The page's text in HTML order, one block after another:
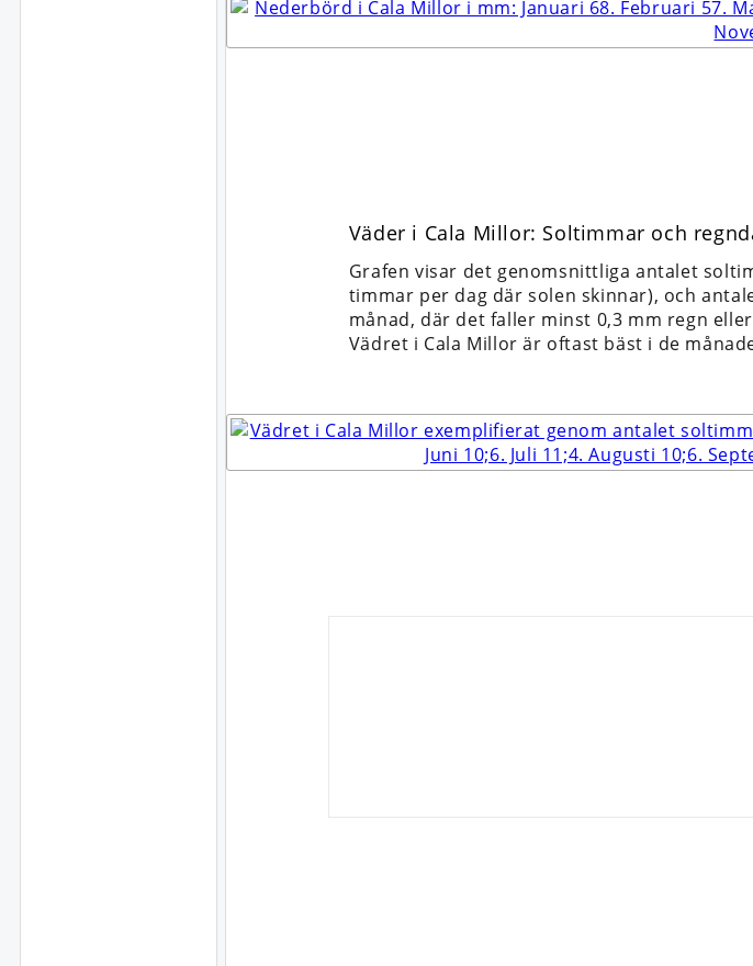
Väder i Cala Millor: Soltimmar och
Grafen visar det genomsnittliga antalet
timmar per dag där solen skinnar), och
månad, där det faller minst 0,3 mm regn
Vädret i Cala Millor är oftast bäst i de